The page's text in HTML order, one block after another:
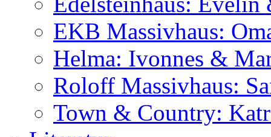
EKB Massivhaus:
Helma: Ivonnes &
Roloff Massivhaus:
Town & Country: